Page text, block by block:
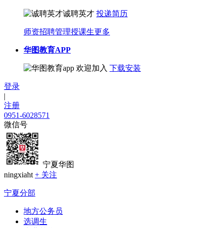
诚聘英才 投递简历
师资招聘管理授课生更多
华图教育APP
欢迎加入 下载安装
登录
|
注册
0951-6028571
微信号
宁夏华图
ningxiaht + 关注
宁夏分部
地方公务员
选调生